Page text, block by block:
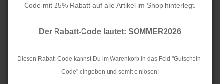
Code mit 25% Rabatt auf alle Artikel im Shop hinterlegt.
.
Der Rabatt-Code lautet: SOMMER2026
.
Diesen Rabatt-Code kannst Du im Warenkorb in das Feld "Gutschein-
Code" eingeben und somit einlösen!